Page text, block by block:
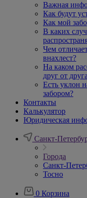
Важная
Как будут
Как мой
В каких
Чем
внахлест?
На каком
друг от
Есть уклон
забором?
Контакты
Калькулятор
Юридическая
Санкт-
Города
Санкт-
Тосно
0 Корзина